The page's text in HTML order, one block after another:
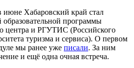
Хабаровский край стал
программы
центра и РГУТИС (Российского
туризма и сервиса). О первом
мы ранее уже писали. За ним
и ещё одна очная встреча.